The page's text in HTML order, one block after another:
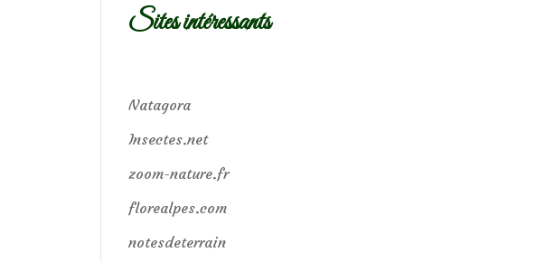
Sites intéressants
Natagora
Insectes.net
zoom-nature.fr
florealpes.com
notesdeterrain